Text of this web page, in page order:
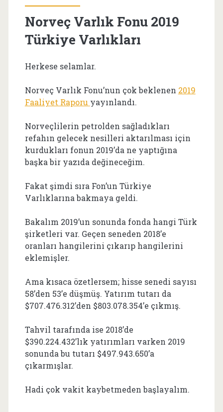
Norveç Varlık Fonu 2019
Türkiye Varlıkları
Herkese selamlar.
Norveç Varlık Fonu’nun çok beklenen 2019
Faaliyet Raporu yayınlandı.
Norveçlilerin petrolden sağladıkları
refahın gelecek nesilleri aktarılması için
kurdukları fonun 2019’da ne yaptığına
başka bir yazıda değineceğim.
Fakat şimdi sıra Fon’un Türkiye
Varlıklarına bakmaya geldi.
Bakalım 2019’un sonunda fonda hangi Türk
şirketleri var. Geçen seneden 2018’e
oranları hangilerini çıkarıp hangilerini
eklemişler.
Ama kısaca özetlersem; hisse senedi sayısı
58’den 53’e düşmüş. Yatırım tutarı da
$707.476.312’den $803.078.354’e çıkmış.
Tahvil tarafında ise 2018’de
$390.224.432’lık yatırımları varken 2019
sonunda bu tutarı $497.943.650’a
çıkarmışlar.
Hadi çok vakit kaybetmeden başlayalım.